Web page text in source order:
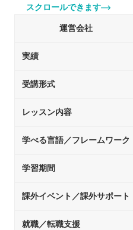
スクロールできます
運営会社
実績
受講形式
レッスン内容
学べる言語／フレームワーク
学習期間
課外イベント／課外サポート
就職／転職支援